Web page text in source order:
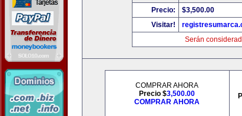
Precio:
$3,500.00
Visitar!
Serán
COMPRAR AHORA
Precio $3,500.00
COMPRAR AHORA